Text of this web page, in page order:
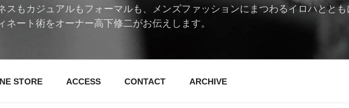
スもカジュアルもフォーマルも、メンズファッションにまつわるイロハとと
ネート術をオーナー高下修二がお伝えします。
STORE ACCESS CONTACT ARCHIVE